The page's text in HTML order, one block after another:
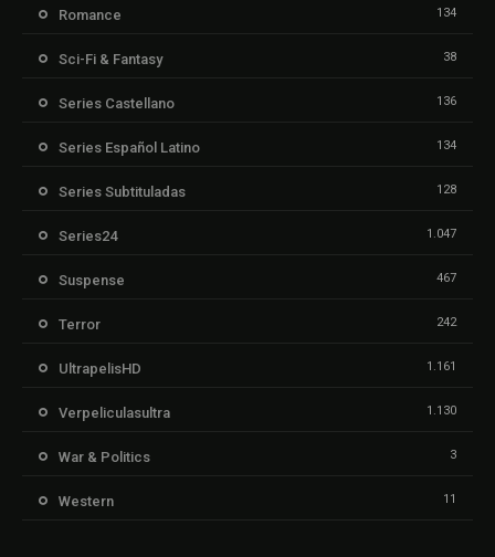
Romance 134
Sci-Fi & Fantasy 38
Series Castellano 136
Series Español Latino 134
Series Subtituladas 128
Series24 1.047
Suspense 467
Terror 242
UltrapelisHD 1.161
Verpeliculasultra 1.130
War & Politics 3
Western 11